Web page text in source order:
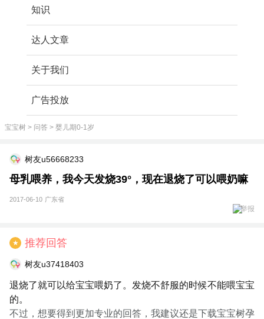
知识
达人文章
关于我们
广告投放
宝宝树 > 问答 > 婴儿期0-1岁
树友u56668233
母乳喂养，我今天发烧39°，现在退烧了可以喂奶嘛
2017-06-10 广东省
举报
★ 推荐回答
树友u37418403
退烧了就可以给宝宝喂奶了。发烧不舒服的时候不能喂宝宝
的。
不过，想要得到更加专业的回答，我建议还是下载宝宝树孕